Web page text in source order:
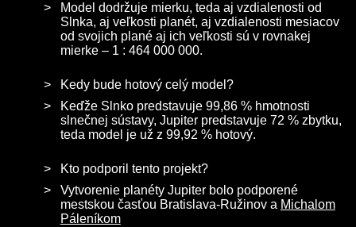
Model dodržuje mierku, teda aj vzdialenosti od
Slnka, aj veľkosti planét, aj vzdialenosti mesiacov
od svojich plané aj ich veľkosti sú v rovnakej
mierke – 1 : 464 000 000.
Kedy bude hotový celý model?
Keďže Slnko pred­stavuje 99,86 % hmotnosti
slnečnej sústavy, Jupiter pred­stavuje 72 % zbytku,
teda model je už z 99,92 % hotový.
Kto podporil tento projekt?
Vytvorenie planéty Jupiter bolo podporené
mestskou časťou Bratislava-Ružinov a Michalom
Páleníkom